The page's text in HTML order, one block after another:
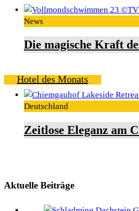
News
Die magische Kraft
Hotel des Monats
Deutschland
Zeitlose Eleganz am
Aktuelle Beiträge